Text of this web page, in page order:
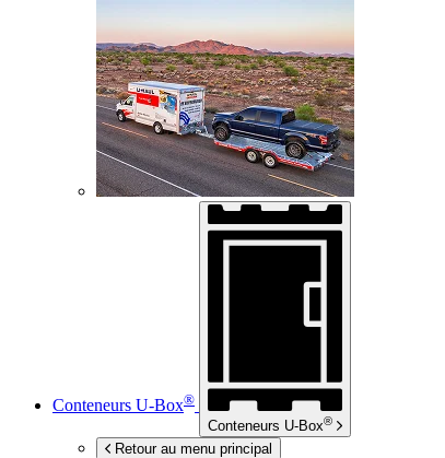
Conteneurs U-Box®
Conteneurs U-Box®
Retour au menu principal